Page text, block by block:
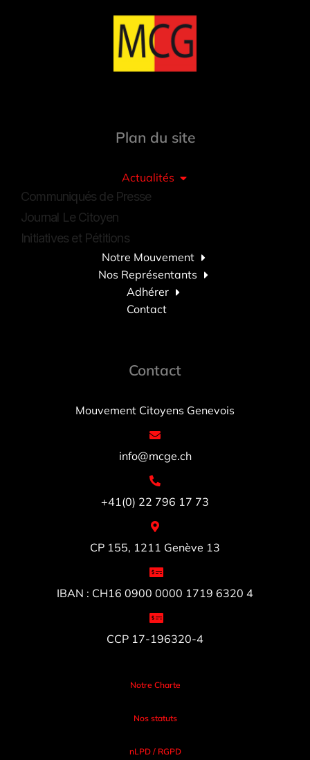
Plan du site
Actualités
Communiqués de Presse
Journal Le Citoyen
Initiatives et Pétitions
Notre Mouvement
Nos Représentants
Adhérer
Contact
Contact
Mouvement Citoyens Genevois
info@mcge.ch
+41(0) 22 796 17 73
CP 155, 1211 Genève 13
IBAN : CH16 0900 0000 1719 6320 4
CCP 17-196320-4
Notre Charte
Nos statuts
nLPD / RGPD